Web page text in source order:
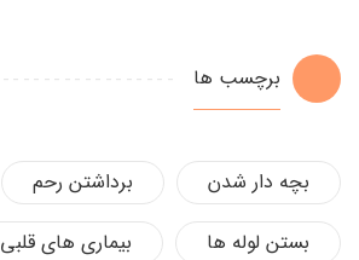
برچسب ها
بچه دار شدن
برداشتن رحم
بستن لوله ها
بیماری های قلبی